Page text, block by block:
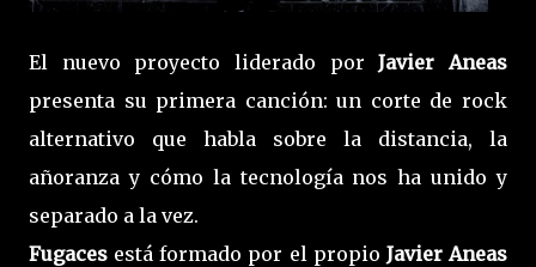
El nuevo proyecto liderado porJavier Aneas
presenta su primera canción: un corte de rock
alternativo que habla sobre la distancia, la
añoranza y cómo la tecnología nos ha unido y
separado a la vez.
Fugaces está formado por el propio Javier Aneas